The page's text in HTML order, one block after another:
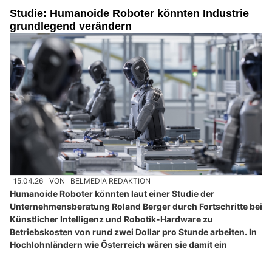
Studie: Humanoide Roboter könnten Industrie
grundlegend verändern
15.04.26 VON BELMEDIA REDAKTION
Humanoide Roboter könnten laut einer Studie der
Unternehmensberatung Roland Berger durch Fortschritte bei
Künstlicher Intelligenz und Robotik-Hardware zu
Betriebskosten von rund zwei Dollar pro Stunde arbeiten. In
Hochlohnländern wie Österreich wären sie damit ein